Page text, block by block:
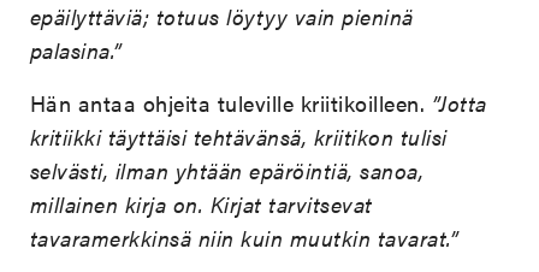
epäilyttäviä; totuus löytyy vain pieninä
palasina.”
Hän antaa ohjeita tuleville kriitikoilleen. ”Jotta
kritiikki täyttäisi tehtävänsä, kriitikon tulisi
selvästi, ilman yhtään epäröintiä, sanoa,
millainen kirja on. Kirjat tarvitsevat
tavaramerkkinsä niin kuin muutkin tavarat.”